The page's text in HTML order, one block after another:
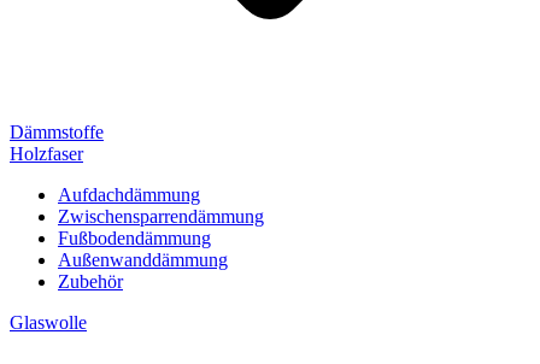
Dämmstoffe
Holzfaser
Aufdachdämmung
Zwischensparrendämmung
Fußbodendämmung
Außenwanddämmung
Zubehör
Glaswolle